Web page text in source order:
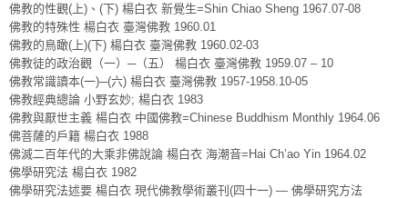
佛教的性觀(上)、(下) 楊白衣 新覺生=Shin Chiao Sheng 1967.07-08
佛教的特殊性 楊白衣 臺灣佛教 1960.01
佛教的鳥瞰(上)(下) 楊白衣 臺灣佛教 1960.02-03
佛教徒的政治觀（一）─（五） 楊白衣 臺灣佛教 1959.07 – 10
佛教常識讀本(一)─(六) 楊白衣 臺灣佛教 1957-1958.10-05
佛教經典總論 小野玄妙; 楊白衣 1983
佛教與厭世主義 楊白衣 中國佛教=Chinese Buddhism Monthly 1964.06
佛菩薩的戶籍 楊白衣 1988
佛滅二百年代的大乘非佛說論 楊白衣 海潮音=Hai Ch’ao Yin 1964.02
佛學研究法 楊白衣 1982
佛學研究法述要 楊白衣 現代佛教學術叢刊(四十一) — 佛學研究方法